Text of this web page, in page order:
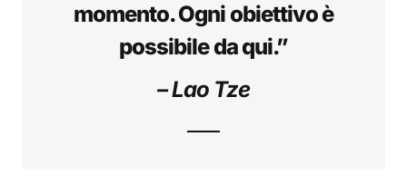
momento. Ogni obiettivo è
possibile da qui.”
– Lao Tze